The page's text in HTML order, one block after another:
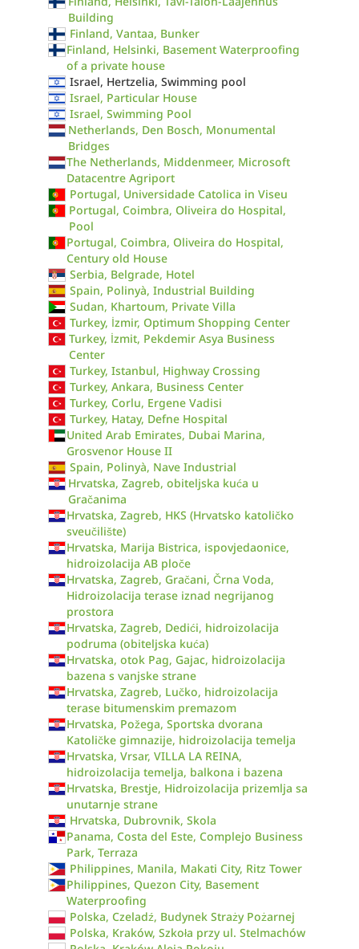
Building
Finland, Vantaa, Bunker
Finland, Helsinki, Basement Waterproofing
of a private house
Israel, Hertzelia, Swimming pool
Israel, Particular House
Israel, Swimming Pool
Netherlands, Den Bosch, Monumental
Bridges
The Netherlands, Middenmeer, Microsoft
Datacentre Agriport
Portugal, Universidade Catolica in Viseu
Portugal, Coimbra, Oliveira do Hospital,
Pool
Portugal, Coimbra, Oliveira do Hospital,
Century old House
Serbia, Belgrade, Hotel
Spain, Polinyà, Industrial Building
Sudan, Khartoum, Private Villa
Turkey, İzmir, Optimum Shopping Center
Turkey, İzmit, Pekdemir Asya Business
Center
Turkey, Istanbul, Highway Crossing
Turkey, Ankara, Business Center
Turkey, Corlu, Ergene Vadisi
Turkey, Hatay, Defne Hospital
United Arab Emirates, Dubai Marina,
Grosvenor House II
Spain, Polinyà, Nave Industrial
Hrvatska, Zagreb, obiteljska kuća u
Gračanima
Hrvatska, Zagreb, HKS (Hrvatsko katoličko
sveučilište)
Hrvatska, Marija Bistrica, ispovjedaonice,
hidroizolacija AB ploče
Hrvatska, Zagreb, Gračani, Črna Voda,
Hidroizolacija terase iznad negrijanog
prostora
Hrvatska, Zagreb, Dedići, hidroizolacija
podruma (obiteljska kuća)
Hrvatska, otok Pag, Gajac, hidroizolacija
bazena s vanjske strane
Hrvatska, Zagreb, Lučko, hidroizolacija
terase bitumenskim premazom
Hrvatska, Požega, Sportska dvorana
Katoličke gimnazije, hidroizolacija temelja
Hrvatska, Vrsar, VILLA LA REINA,
hidroizolacija temelja, balkona i bazena
Hrvatska, Brestje, Hidroizolacija prizemlja sa
unutarnje strane
Hrvatska, Dubrovnik, Skola
Panama, Costa del Este, Complejo Business
Park, Terraza
Philippines, Manila, Makati City, Ritz Tower
Philippines, Quezon City, Basement
Waterproofing
Polska, Czeladź, Budynek Straży Pożarnej
Polska, Kraków, Szkoła przy ul. Stelmachów